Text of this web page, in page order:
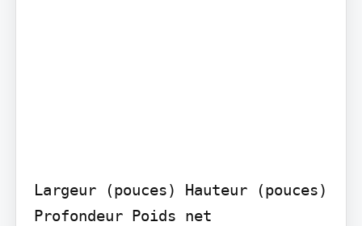
Largeur (pouces) Hauteur (pouces)
Profondeur Poids net